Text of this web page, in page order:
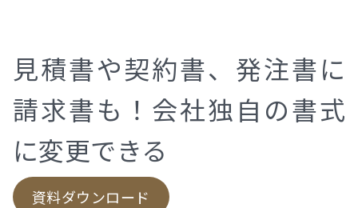
見積書や契約書、発注書に
請求書も！会社独自の書式
に変更できる
資料ダウンロード